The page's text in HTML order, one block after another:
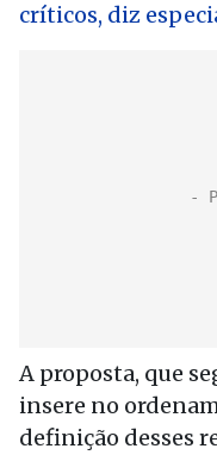
críticos, diz
A proposta, que
insere no
definição desses